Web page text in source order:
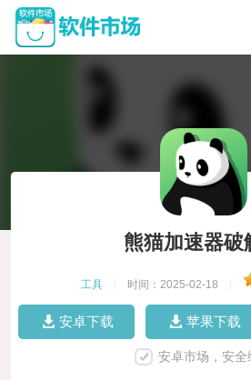
熊猫加速器破
工具 时间：2025-02-18
安卓下载 苹果下载
安卓市场，安全